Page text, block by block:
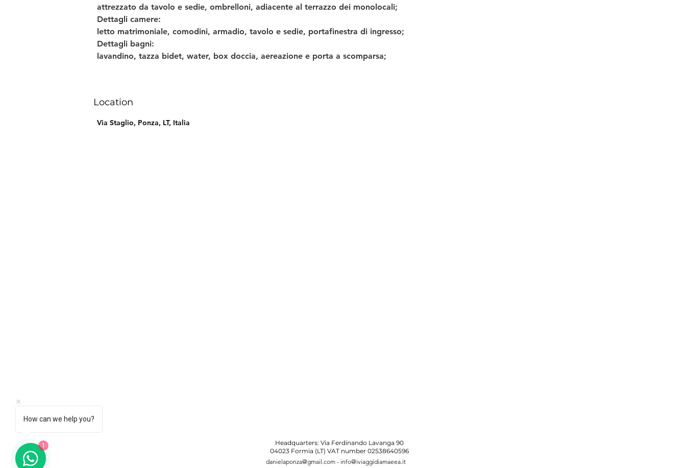
attrezzato da tavolo e sedie, ombrelloni, adiacente al terrazzo dei monolocali;
Dettagli camere:
letto matrimoniale, comodini, armadio, tavolo e sedie, portafinestra di ingresso;
Dettagli bagni:
lavandino, tazza bidet, water, box doccia, aereazione e porta a scomparsa;
Location
Via Staglio, Ponza, LT, Italia
Headquarters: Via Ferdinando Lavanga 90
04023 Formia (LT) VAT number 02538640596
danielaponza@gmail.com- info@iviaggidiamaeea.it
How can we help you?
1